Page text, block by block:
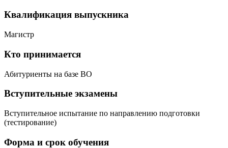
Квалификация выпускника
Магистр
Кто принимается
Абитуриенты на базе ВО
Вступительные экзамены
Вступительное испытание по направлению подготовки
(тестирование)
Форма и срок обучения